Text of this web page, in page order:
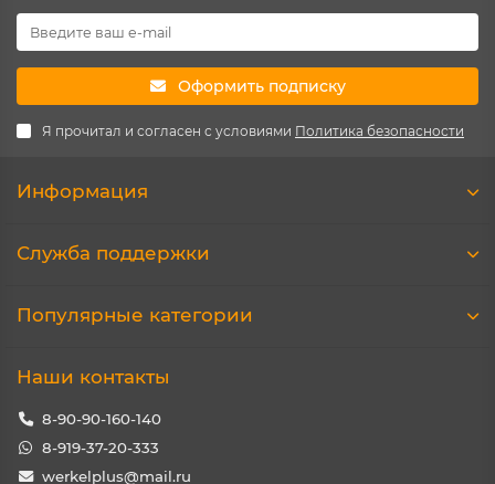
Оформить подписку
Я прочитал и согласен с условиями Политика безопасности
Информация
Служба поддержки
Популярные категории
Наши контакты
8-90-90-160-140
8-919-37-20-333
werkelplus@mail.ru